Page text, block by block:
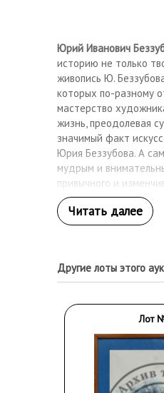
Юрий Иванович
историю не только
живопись Ю.
которых по-разному
мастерство
жизнь, преодолевая
значимый факт
Юрия Беззубова. А
мудрым и
привычного и
1963 году, Юрий
проходило в эпоху
Образование
Горьком в 1974 году.
художественной
учеников стали
Беззубова
коллекциях.
Другие лоты этого
Лот